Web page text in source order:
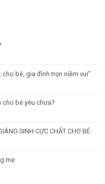
bé, gia đình trọn niềm vui”
cho bé yêu chưa?
SINH CỰC CHẤT CHO BÉ
mẹ